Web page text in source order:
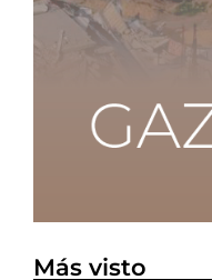
Más visto